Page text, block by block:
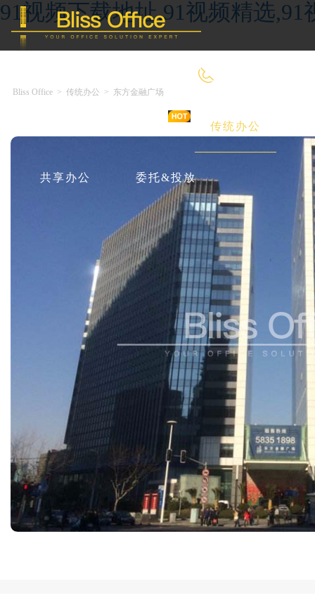
91视频下载地址,91视频精选
传统办公
共享办公 委托&投放
Bliss Office > 传统办公 > 东方金融广场